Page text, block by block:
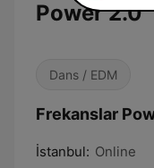
Power 2.0
Dans / EDM
Frekanslar
İstanbul: Online